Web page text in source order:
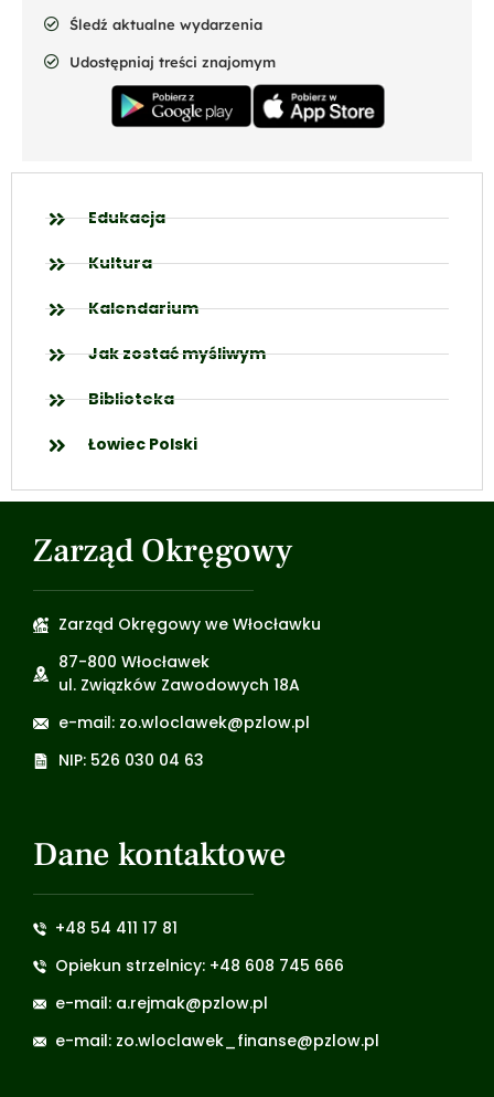
Śledź aktualne wydarzenia
Udostępniaj treści znajomym
Edukacja
Kultura
Kalendarium
Jak zostać myśliwym
Biblioteka
Łowiec Polski
Zarząd Okręgowy
Zarząd Okręgowy we Włocławku
87-800 Włocławek
ul. Związków Zawodowych 18A
e-mail: zo.wloclawek@pzlow.pl
NIP: 526 030 04 63
Dane kontaktowe
+48 54 411 17 81
Opiekun strzelnicy: +48 608 745 666
e-mail: a.rejmak@pzlow.pl
e-mail: zo.wloclawek_finanse@pzlow.pl